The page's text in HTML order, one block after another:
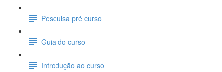
Pesquisa pré curso
Guia do curso
Introdução ao curso